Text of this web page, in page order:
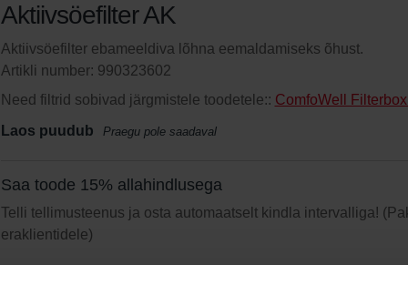
Aktiivsöefilter AK
Aktiivsöefilter ebameeldiva lõhna eemaldamiseks õhust.
Artikli number: 990323602
Need filtrid sobivad järgmistele toodetele:: ComfoWell
Laos puudub
Praegu pole saadaval
Saa toode 15% allahindlusega
Telli tellimusteenus ja osta automaatselt kindla intervalliga!
eraklientidele)